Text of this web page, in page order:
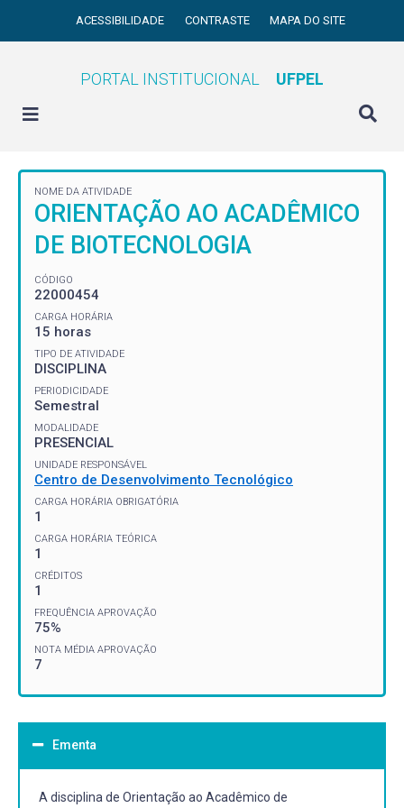
ACESSIBILIDADE CONTRASTE MAPA DO SITE
PORTAL INSTITUCIONAL UFPEL
NOME DA ATIVIDADE
ORIENTAÇÃO AO ACADÊMICO
DE BIOTECNOLOGIA
CÓDIGO
22000454
CARGA HORÁRIA
15 horas
TIPO DE ATIVIDADE
DISCIPLINA
PERIODICIDADE
Semestral
MODALIDADE
PRESENCIAL
UNIDADE RESPONSÁVEL
Centro de Desenvolvimento Tecnológico
CARGA HORÁRIA OBRIGATÓRIA
1
CARGA HORÁRIA TEÓRICA
1
CRÉDITOS
1
FREQUÊNCIA APROVAÇÃO
75%
NOTA MÉDIA APROVAÇÃO
7
Ementa
A disciplina de Orientação ao Acadêmico de